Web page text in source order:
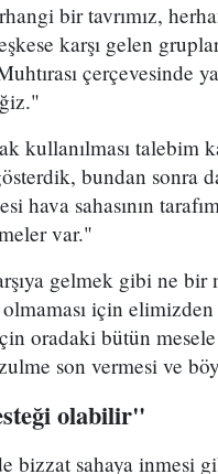
bir tavrımız,
karşı gelen
çerçevesinde
kullanılması
bundan sonra
hava sahasının
var."
gelmek gibi ne
için
oradaki bütün mesele
son vermesi ve
olabilir"
sahaya inmesi